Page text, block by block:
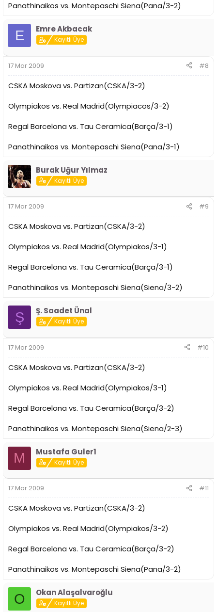
Panathinaikos vs. Montepaschi Siena(Pana/3-2)
E Emre Akbacak
Kayıtlı Üye
17 Mar 2009 #8
CSKA Moskova vs. Partizan(CSKA/3-2)
Olympiakos vs. Real Madrid(Olympiacos/3-2)
Regal Barcelona vs. Tau Ceramica(Barça/3-1)
Panathinaikos vs. Montepaschi Siena(Pana/3-1)
Burak Uğur Yılmaz
Kayıtlı Üye
17 Mar 2009 #9
CSKA Moskova vs. Partizan(CSKA/3-2)
Olympiakos vs. Real Madrid(Olympiakos/3-1)
Regal Barcelona vs. Tau Ceramica(Barça/3-1)
Panathinaikos vs. Montepaschi Siena(Siena/3-2)
Ş Ş. Saadet Ünal
Kayıtlı Üye
17 Mar 2009 #10
CSKA Moskova vs. Partizan(CSKA/3-2)
Olympiakos vs. Real Madrid(Olympiakos/3-1)
Regal Barcelona vs. Tau Ceramica(Barça/3-2)
Panathinaikos vs. Montepaschi Siena(Siena/2-3)
M Mustafa Guler1
Kayıtlı Üye
17 Mar 2009 #11
CSKA Moskova vs. Partizan(CSKA/3-2)
Olympiakos vs. Real Madrid(Olympiakos/3-2)
Regal Barcelona vs. Tau Ceramica(Barça/3-2)
Panathinaikos vs. Montepaschi Siena(Pana/3-2)
O Okan Alaşalvaroğlu
Kayıtlı Üye